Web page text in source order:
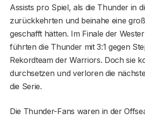
Assists pro Spiel, als die Thunder in
zurückkehrten und beinahe eine
geschafft hätten. Im Finale der
führten die Thunder mit 3:1 gegen
Rekordteam der Warriors. Doch sie
durchsetzen und verloren die
die Serie.
Die Thunder-Fans waren in der